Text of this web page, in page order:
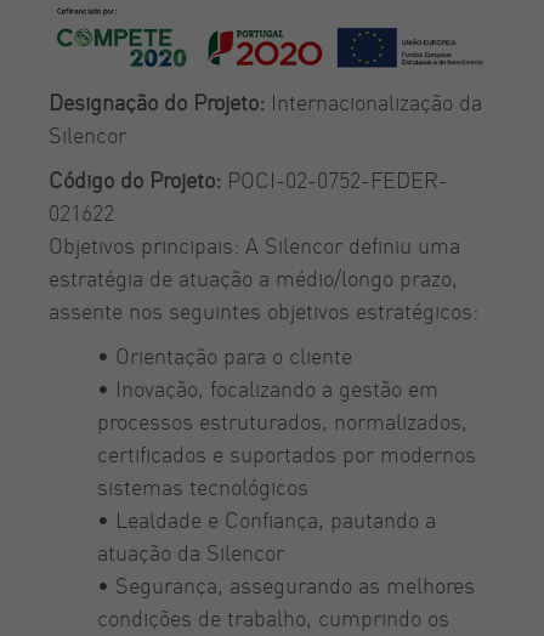
Designação do Projeto: Internacionalização da
Silencor
Código do Projeto: POCI-02-0752-FEDER-
021622
Objetivos principais: A Silencor definiu uma
estratégia de atuação a médio/longo prazo,
assente nos seguintes objetivos estratégicos:
• Orientação para o cliente
• Inovação, focalizando a gestão em
processos estruturados, normalizados,
certificados e suportados por modernos
sistemas tecnológicos
• Lealdade e Confiança, pautando a
atuação da Silencor
• Segurança, assegurando as melhores
condições de trabalho, cumprindo os